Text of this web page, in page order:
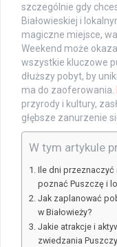
szczególnie gdy
Białowieskiej i
magiczne miejsce,
Weekend może
wszystkie kluczowe
dłuższy pobyt, by
ma do zaoferowania.
przyrody i kultury,
głębsze zanurzenie
W tym artykule
Ile dni przeznaczyć
poznać Puszczę i
Jak zaplanować
w Białowieży?
Jakie atrakcje i
zwiedzania